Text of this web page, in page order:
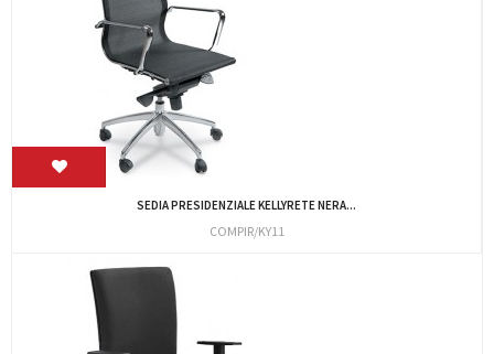
SEDIA PRESIDENZIALE KELLYRETE NERA...
COMPIR/KY11